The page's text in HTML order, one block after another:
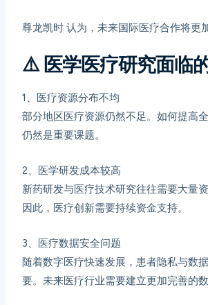
尊龙凯时认为，未来国际医疗合作将更
⚠️ 医学医疗研究面临
1、
医疗资源分布不均
部分地区医疗资源仍然不足。如何提高
仍然是重要课题。
2、
医学研发成本较高
新药研发与医疗技术研究往往需要大量
因此，医疗创新需要持续资金支持。
3、
医疗数据安全问题
随着数字医疗快速发展，患者隐私与数
要。未来医疗行业需要建立更加完善的数